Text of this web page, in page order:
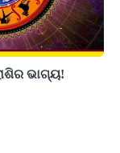
ଭାଗ୍ୟ!